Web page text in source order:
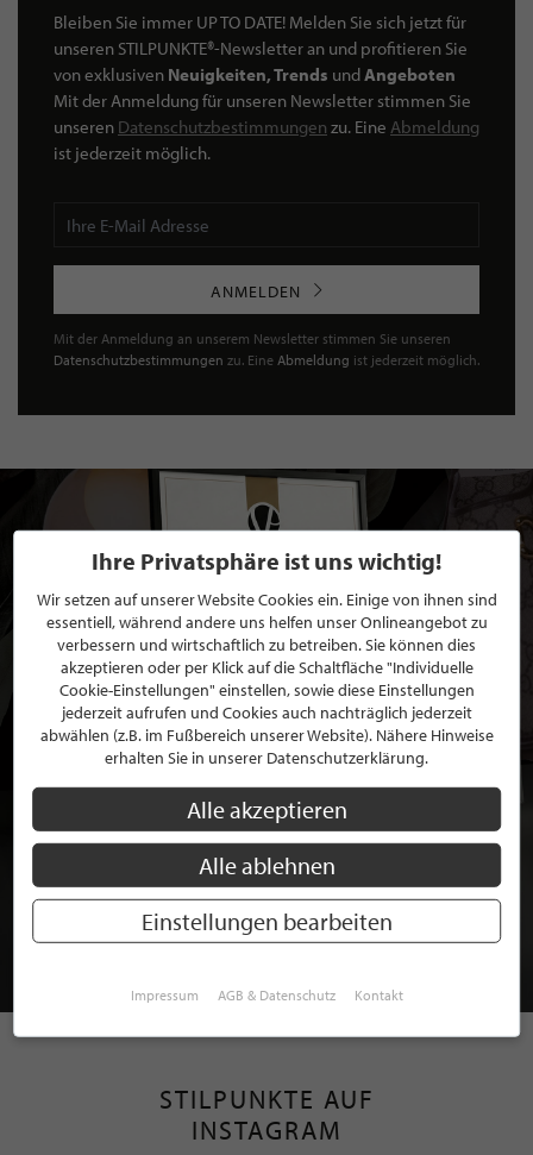
Bleiben Sie immer UP TO DATE! Melden Sie sich jetzt für
unseren STILPUNKTE®-Newsletter an und profitieren Sie
von exklusiven Neuigkeiten, Trends undAngeboten
Mit der Anmeldung für unseren Newsletter stimmen Sie
unseren Datenschutzbestimmungen zu. Eine Abmeldung
ist jederzeit möglich.
ANMELDEN
Mit der Anmeldung an unserem Newsletter stimmen Sie unseren
Datenschutzbestimmungen zu. Eine Abmeldung ist jederzeit möglich.
BEWERBEN SIE SICH FÜR EINE GRATIS
MITGLIEDSCHAFT BEI STILPUNKTE®
STILPUNKTE AUF
INSTAGRAM
Ihre Privatsphäre ist uns wichtig!
Wir setzen auf unserer Website Cookies ein. Einige von ihnen sind
essentiell, während andere uns helfen unser Onlineangebot zu
verbessern und wirtschaftlich zu betreiben. Sie können dies
akzeptieren oder per Klick auf die Schaltfläche "Individuelle
Cookie-Einstellungen" einstellen, sowie diese Einstellungen
jederzeit aufrufen und Cookies auch nachträglich jederzeit
abwählen (z.B. im Fußbereich unserer Website). Nähere Hinweise
erhalten Sie in unserer Datenschutzerklärung.
Alle akzeptieren
Alle ablehnen
Einstellungen bearbeiten
Impressum AGB & Datenschutz Kontakt